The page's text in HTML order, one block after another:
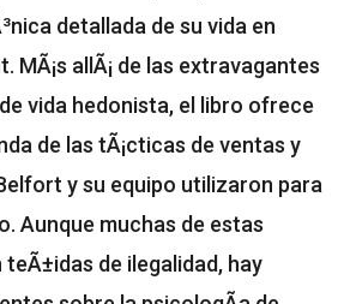
detallada de su vida en
MÃ¡s allÃ¡ de las extravagantes
vida hedonista, el libro ofrece
de las tÃ¡cticas de ventas y
y su equipo utilizaron para
Aunque muchas de estas
de ilegalidad, hay